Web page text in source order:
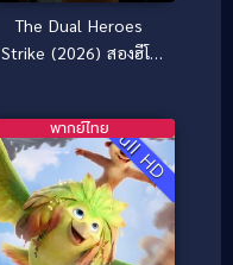
The Dual Heroes
Strike (2026) สองฮีโร่
Full HD
พากย์ไทย